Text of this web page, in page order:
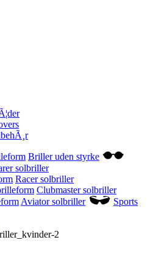
Briller uden styrke
solbriller
Racer solbriller
Clubmaster solbriller
Aviator solbriller
Sports